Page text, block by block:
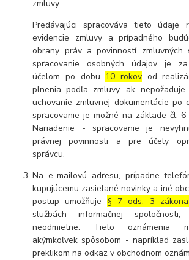
zmluvy.
Predávajúci spracováva tieto údaje
evidencie zmluvy a prípadného
obrany práv a povinností zmluvných
spracovanie osobných údajov je
účelom po dobu 10 rokovod
plnenia podľa zmluvy, ak
uchovanie zmluvnej dokumentácie po
spracovanie je možné na základe čl.
Nariadenie - spracovanie je
právnej povinnosti a pre účely
správcu.
Na e-mailovú adresu, prípadne
kupujúcemu zasielané novinky a iné
postup umožňuje§ 7 ods. 3 zákona
službách informačnej
neodmietne. Tieto oznámenia
akýmkoľvek spôsobom - napríklad
preklikom na odkaz v obchodnom